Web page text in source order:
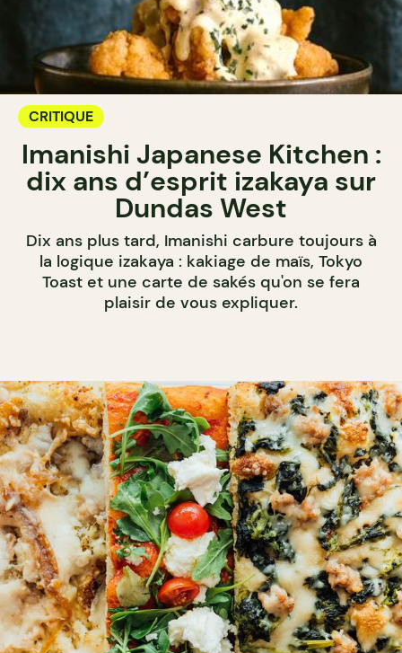
CRITIQUE
Imanishi Japanese Kitchen :
dix ans d’esprit izakaya sur
Dundas West
Dix ans plus tard, Imanishi carbure toujours à
la logique izakaya : kakiage de maïs, Tokyo
Toast et une carte de sakés qu'on se fera
plaisir de vous expliquer.